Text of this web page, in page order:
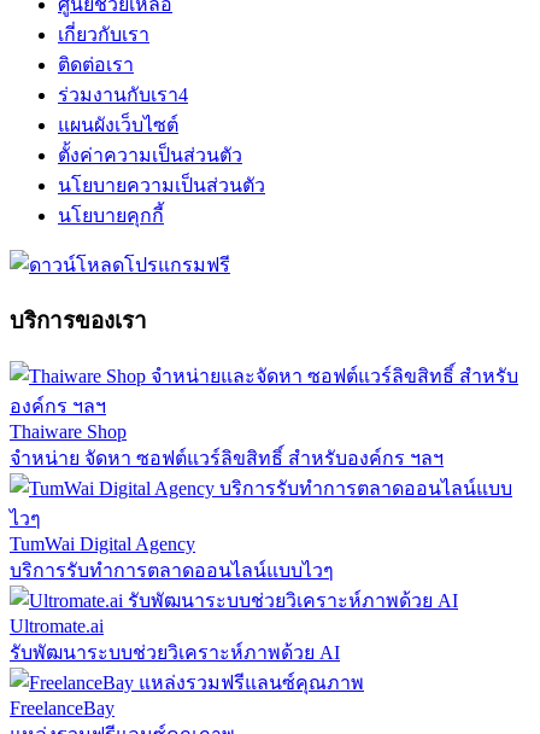
ศูนย์ช่วยเหลือ
เกี่ยวกับเรา
ติดต่อเรา
ร่วมงานกับเรา4
แผนผังเว็บไซต์
ตั้งค่าความเป็นส่วนตัว
นโยบายความเป็นส่วนตัว
นโยบายคุกกี้
บริการของเรา
Thaiware Shop
จำหน่าย จัดหา ซอฟต์แวร์ลิขสิทธิ์ สำหรับองค์กร ฯลฯ
TumWai Digital Agency
บริการรับทำการตลาดออนไลน์แบบไวๆ
Ultromate.ai
รับพัฒนาระบบช่วยวิเคราะห์ภาพด้วย AI
FreelanceBay